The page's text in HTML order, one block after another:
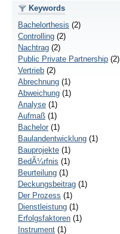
Keywords
Bachelorthesis (2)
Controlling (2)
Nachtrag (2)
Public Private Partnership (2)
Vertrieb (2)
Abrechnung (1)
Abweichung (1)
Analyse (1)
Aufmaß (1)
Bachelor (1)
Baulandentwicklung (1)
Bauprojekte (1)
BedÃ¼rfnis (1)
Beurteilung (1)
Deckungsbeitrag (1)
Der Prozess (1)
Dienstleistung (1)
Erfolgsfaktoren (1)
Instrument (1)